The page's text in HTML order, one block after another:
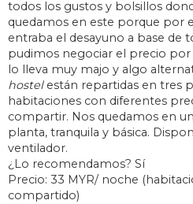
todos los gustos y bolsillos
quedamos en este porque por
entraba el desayuno a base de
pudimos negociar el precio por
lo lleva muy majo y algo
hostelestán repartidas en tres
habitaciones con diferentes
compartir. Nos quedamos en
planta, tranquila y básica.
ventilador.
¿Lo recomendamos? Sí
Precio: 33 MYR/ noche
compartido)